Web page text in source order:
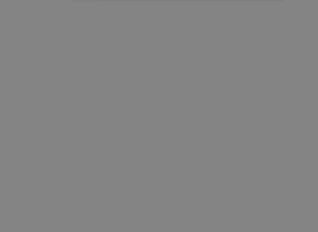
των